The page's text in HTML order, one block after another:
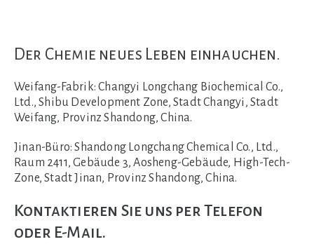
Der Chemie neues Leben einhauchen.
Weifang-Fabrik: Changyi Longchang Biochemical Co.,
Ltd., Shibu Development Zone, Stadt Changyi, Stadt
Weifang, Provinz Shandong, China.
Jinan-Büro: Shandong Longchang Chemical Co., Ltd.,
Raum 2411, Gebäude 3, Aosheng-Gebäude, High-Tech-
Zone, Stadt Jinan, Provinz Shandong, China.
Kontaktieren Sie uns per Telefon
oder E-Mail.